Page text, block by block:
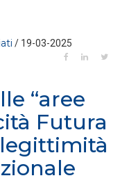
/ 19-03-2025
“aree
Futura